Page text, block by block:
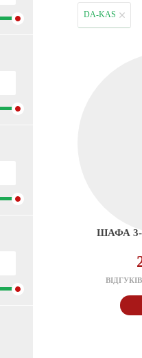
DA-KAS
ШАФА 3-